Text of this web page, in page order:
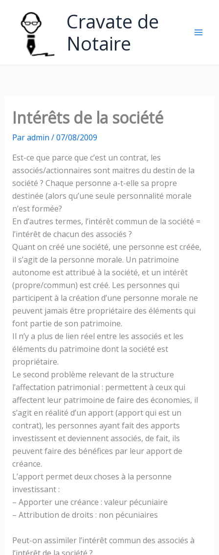
contenu
Cravate de
Notaire
Intérêts de la société
Paradmin /07/08/2009
Est-ce que parce que c’est un contrat, les
associés/actionnaires sont maitres du destin de la
société ? Chaque personne a-t-elle sa propre
destinée (alors qu’une seule personnalité morale
n’est formée?
En d’autres termes, l’intérêt commun de la société =
l’intérêt de chacun des associés ?
Quant on créé une société, une personne est créée,
il s’agit de la personne morale. Un patrimoine
autonome est attribué à la société, et un intérêt
(propre/commun) est créé. Les personnes qui
participent à la création d’une personne morale ne
peuvent jamais être propriétaire des éléments qui
font partie de son patrimoine.
Il n’y a plus de lien réel entre les associés et les
éléments du patrimoine dont la société est
propriétaire.
Le second problème relevant de la structure
l’affectation patrimonial : permettent à ceux qui
affectent leur patrimoine de faire des économies, il
s’agit en réalité d’un apport (apport qui est un
contrat), les personnes ayant fait des apports
investissent et deviennent associés, de fait, ils
peuvent faire des bénéfices par leur apport de
créance.
L’apport permet deux choses à la personne
investissant :
– Apporter une créance : valeur pécuniaire
– Attribution de droits : non pécuniaires
Peut-on assimiler l’intérêt commun des associés à
l’intérêt de la société ?